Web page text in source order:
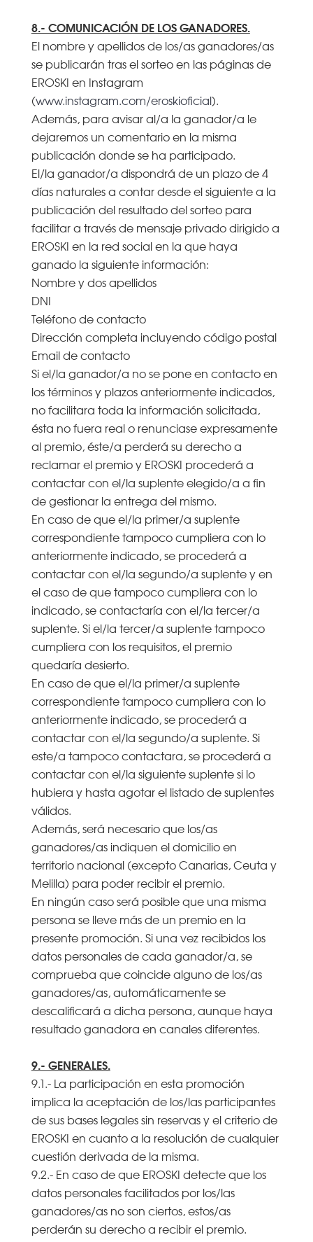
8.- COMUNICACIÓN DE LOS GANADORES.
El nombre y apellidos de los/as ganadores/as
se publicarán tras el sorteo en las páginas de
EROSKI en Instagram
(www.instagram.com/eroskioficial).
Además, para avisar al/a la ganador/a le
dejaremos un comentario en la misma
publicación donde se ha participado.
El/la ganador/a dispondrá de un plazo de 4
días naturales a contar desde el siguiente a la
publicación del resultado del sorteo para
facilitar a través de mensaje privado dirigido a
EROSKI en la red social en la que haya
ganado la siguiente información:
Nombre y dos apellidos
DNI
Teléfono de contacto
Dirección completa incluyendo código postal
Email de contacto
Si el/la ganador/a no se pone en contacto en
los términos y plazos anteriormente indicados,
no facilitara toda la información solicitada,
ésta no fuera real o renunciase expresamente
al premio, éste/a perderá su derecho a
reclamar el premio y EROSKI procederá a
contactar con el/la suplente elegido/a a fin
de gestionar la entrega del mismo.
En caso de que el/la primer/a suplente
correspondiente tampoco cumpliera con lo
anteriormente indicado, se procederá a
contactar con el/la segundo/a suplente y en
el caso de que tampoco cumpliera con lo
indicado, se contactaría con el/la tercer/a
suplente. Si el/la tercer/a suplente tampoco
cumpliera con los requisitos, el premio
quedaría desierto.
En caso de que el/la primer/a suplente
correspondiente tampoco cumpliera con lo
anteriormente indicado, se procederá a
contactar con el/la segundo/a suplente. Si
este/a tampoco contactara, se procederá a
contactar con el/la siguiente suplente si lo
hubiera y hasta agotar el listado de suplentes
válidos.
Además, será necesario que los/as
ganadores/as indiquen el domicilio en
territorio nacional (excepto Canarias, Ceuta y
Melilla) para poder recibir el premio.
En ningún caso será posible que una misma
persona se lleve más de un premio en la
presente promoción. Si una vez recibidos los
datos personales de cada ganador/a, se
comprueba que coincide alguno de los/as
ganadores/as, automáticamente se
descalificará a dicha persona, aunque haya
resultado ganadora en canales diferentes.
9.- GENERALES.
9.1.- La participación en esta promoción
implica la aceptación de los/las participantes
de sus bases legales sin reservas y el criterio de
EROSKI en cuanto a la resolución de cualquier
cuestión derivada de la misma.
9.2.- En caso de que EROSKI detecte que los
datos personales facilitados por los/las
ganadores/as no son ciertos, estos/as
perderán su derecho a recibir el premio.